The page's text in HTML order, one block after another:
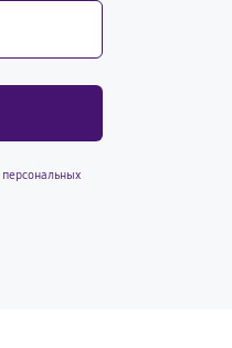
персональных